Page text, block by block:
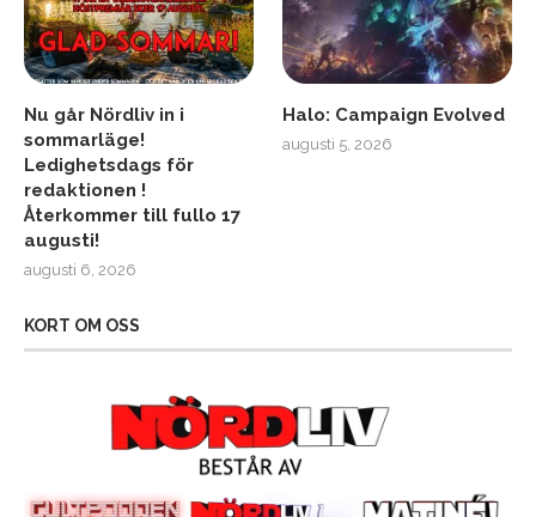
Nu går Nördliv in i
sommarläge!
Ledighetsdags för
redaktionen !
Återkommer till fullo 17
augusti!
augusti 6, 2026
Halo: Campaign Evolved
augusti 5, 2026
KORT OM OSS